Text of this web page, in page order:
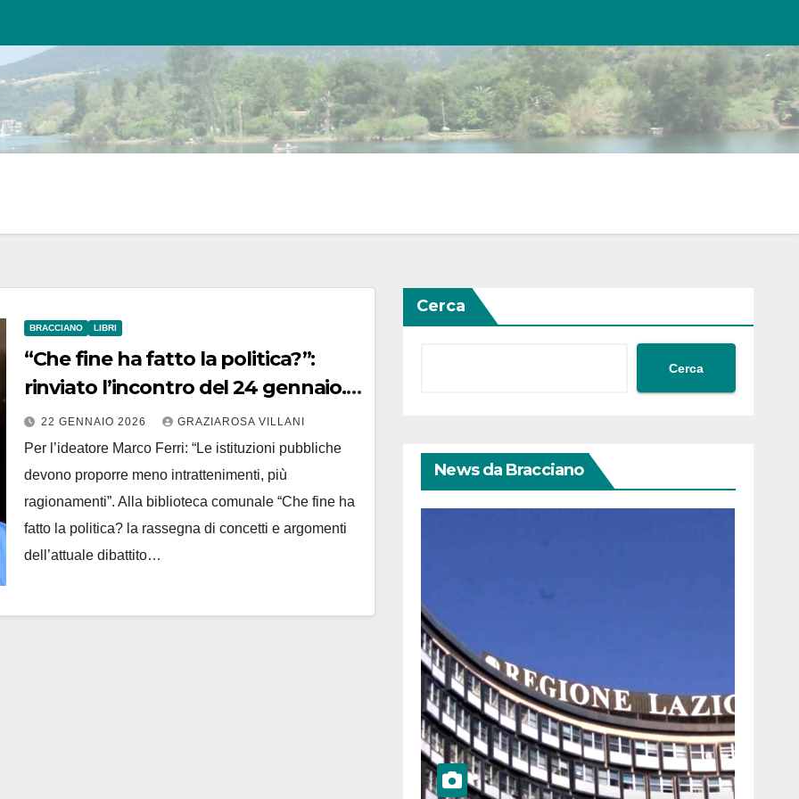
BRACCIANO LIBRI
“Che fine ha fatto la politica?”:
rinviato l’incontro del 24 gennaio.
Intervista all’ideatore Marco Ferri
22 GENNAIO 2026 GRAZIAROSA VILLANI
Per l’ideatore Marco Ferri: “Le istituzioni pubbliche
devono proporre meno intrattenimenti, più
ragionamenti”. Alla biblioteca comunale “Che fine ha
fatto la politica? la rassegna di concetti e argomenti
dell’attuale dibattito…
Cerca
Cerca
News da Bracciano